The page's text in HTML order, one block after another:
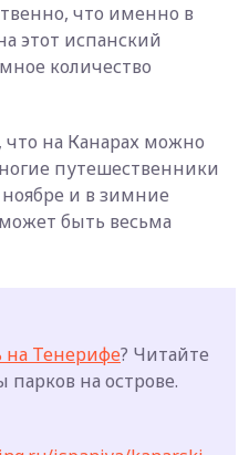
что именно в
этот испанский
количество
на Канарах можно
путешественники
и в зимние
быть весьма
на Тенерифе? Читайте
на острове.